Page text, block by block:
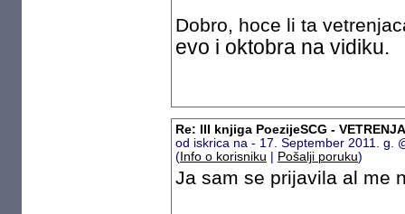
Dobro, hoce li ta
evo i oktobra na vidiku.
Re: III knjiga PoezijeSCG -
od iskrica na - 17. September 2011. g.
( Info o korisniku Pošalji poruku)
Ja sam se prijavila al me